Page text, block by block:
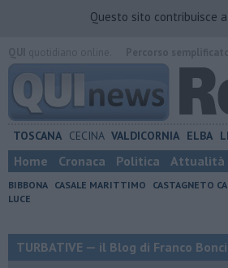
Questo sito contribuisce
TOSCANA CECINA VALDICORNIA ELBA
Home Cronaca Politica Attualità
BIBBONA CASALE MARITTIMO CASTAGNETO
LUCE
TURBATIVE — il Blog di Franco